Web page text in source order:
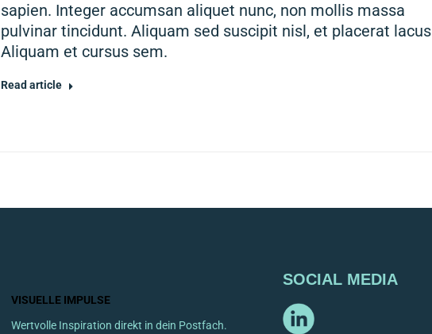
sapien. Integer accumsan aliquet nunc, non mollis massa
pulvinar tincidunt. Aliquam sed suscipit nisl, et placerat
Aliquam et cursus sem.
Read article
VISUELLE IMPULSE
Wertvolle Inspiration direkt in dein Postfach.
SOCIAL MEDIA